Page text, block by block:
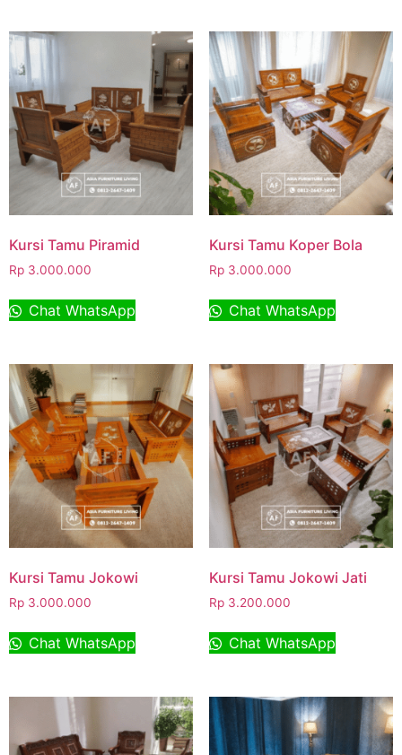
Kursi Tamu Piramid
Rp 3.000.000
Chat WhatsApp
Kursi Tamu Koper Bola
Rp3.000.000
Chat WhatsApp
Kursi Tamu Jokowi
Rp 3.000.000
Chat WhatsApp
Kursi Tamu Jokowi Jati
Rp3.200.000
Chat WhatsApp